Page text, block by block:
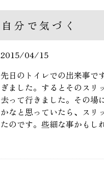
自分で気づく
2015/04/15
先日のトイレでの出来事で
ぎました。するとそのスリ
去って行きました。その場
かなと思っていたら、スリ
たのです。些細な事かもし